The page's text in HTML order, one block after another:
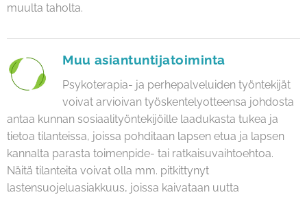
muulta taholta.
Muu asiantuntijatoiminta
Psykoterapia- ja perhepalveluiden työntekijät
voivat arvioivan työskentelyotteensa johdosta
antaa kunnan sosiaalityöntekijöille laadukasta tukea ja
tietoa tilanteissa, joissa pohditaan lapsen etua ja lapsen
kannalta parasta toimenpide- tai ratkaisuvaihtoehtoa.
Näitä tilanteita voivat olla mm. pitkittynyt
lastensuojeluasiakkuus, joissa kaivataan uutta